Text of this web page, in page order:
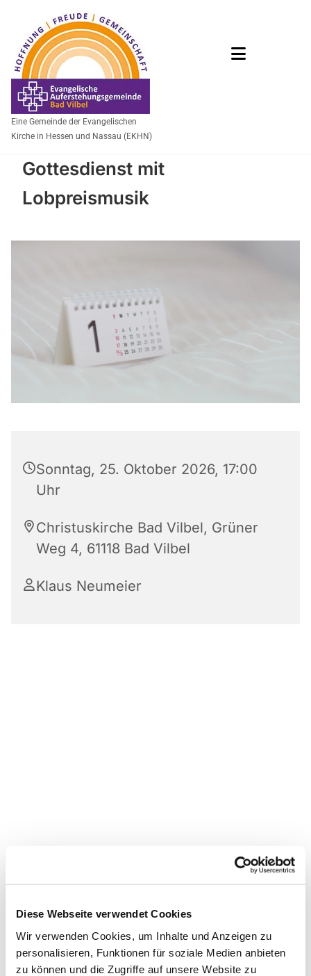
Diese Webseite verwendet Cookies
Wir verwenden Cookies, um Inhalte und Anzeigen zu
personalisieren, Funktionen für soziale Medien anbieten
zu können und die Zugriffe auf unsere Website zu
Eine Gemeinde der Evangelischen
Kirche in Hessen und Nassau (EKHN)
Gottesdienst mit
Lobpreismusik
Sonntag, 25. Oktober 2026, 17:00
Uhr
Christuskirche Bad Vilbel, Grüner
Weg 4, 61118 Bad Vilbel
Klaus Neumeier
Dies könnte Sie auch
interessieren